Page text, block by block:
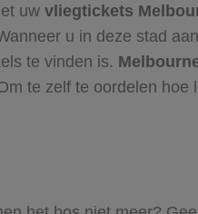
uw vliegtickets
u in deze stad
te vinden is.
te zelf te oordelen hoe